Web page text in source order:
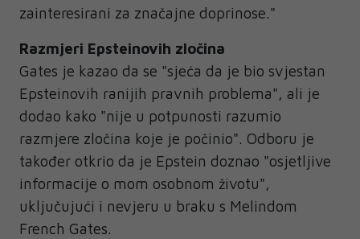
zainteresirani za značajne doprinose."
Razmjeri Epsteinovih zločina
Gates je kazao da se "sjeća da je bio svjestan
Epsteinovih ranijih pravnih problema", ali je
dodao kako "nije u potpunosti razumio
razmjere zločina koje je počinio". Odboru je
također otkrio da je Epstein doznao "osjetljive
informacije o mom osobnom životu",
uključujući i nevjeru u braku s Melindom
French Gates.